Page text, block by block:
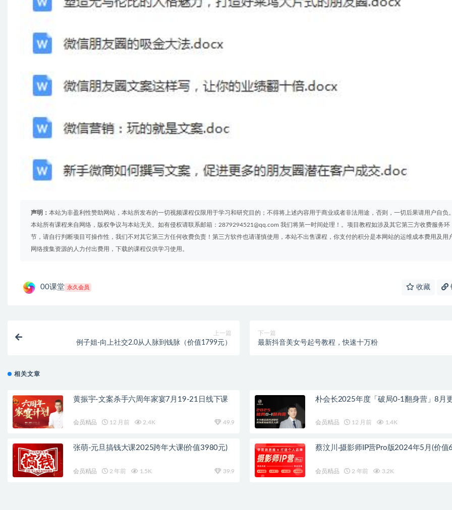
声明： 本站为非盈利性赞助网站，本站所发布的一切视频课程仅限用于学习和研究目的；不得将上述内容用于商业或者非法用途，否则，一切后果请用户自负
本站所有课程来自网络，版权争议与本站无关。如有侵权请联系邮箱：2879294521@qq.com 我们将第一时间处理！。项目教程如涉及其它第三方收费服务环
节，请自行判断项目可操作性，我们不对其它第三方任何收费负责！第三方软件也请谨慎使用，本站不出售课程，你支付的积分是本网站的运维成本费用及用
网络搜集资源的人力付出费用，下载的课程仅供学习使用。
00课堂 永久会员 收藏
上一篇
例子姐-向上社交2.0从人脉到钱脉（价值1799元）
下一篇
最新抖音美女号起号教程，快速十万粉
相关文章
黄振宇-文案杀手六周年家宴7月19-21日线下课
会员精品 12 月前 2.4K 49.9
朴会长2025年度「破局0-1翻身营」8月
会员精品 12 月前 1.4K
张萌-元旦搞钱大课2025跨年大课(价值3980元)
会员精品 2 年前 1.5K 39.9
蔡汶川·摄影师IP营Pro版2024年5月(价值
会员精品 2 年前 3.2K